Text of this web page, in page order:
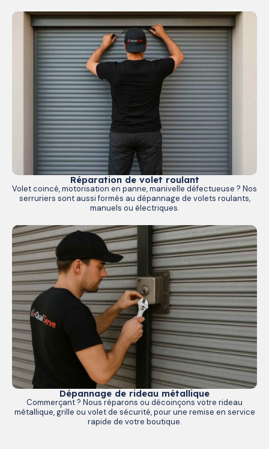
Réparation de volet roulant
Volet coincé, motorisation en panne, manivelle défectueuse ? Nos
serruriers sont aussi formés au dépannage de volets roulants,
manuels ou électriques.
Dépannage de rideau métallique
Commerçant ? Nous réparons ou décoinçons votre rideau
métallique, grille ou volet de sécurité, pour une remise en service
rapide de votre boutique.